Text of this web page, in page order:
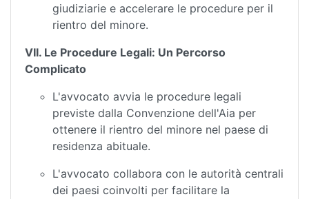
giudiziarie e accelerare le procedure per il
rientro del minore.
VII. Le Procedure Legali: Un Percorso
Complicato
L'avvocato avvia le procedure legali
previste dalla Convenzione dell'Aia per
ottenere il rientro del minore nel paese di
residenza abituale.
L'avvocato collabora con le autorità centrali
dei paesi coinvolti per facilitare la